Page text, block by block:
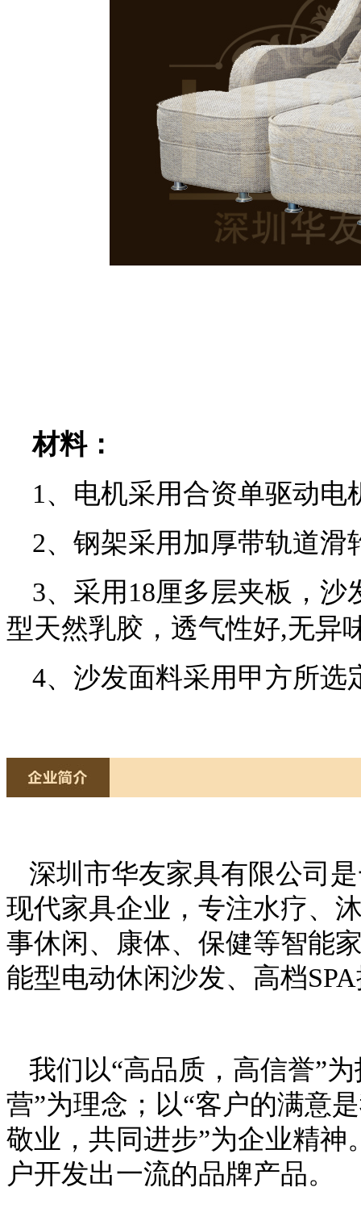
材料：
1、电机采用合资单驱动电
2、钢架采用加厚带轨道
3、采用18厘多层夹板，沙
型天然乳胶，透气性好,无异
4、沙发面料采用甲方所选
深圳市华友家具有限公司
现代家具企业，专注水疗、
事休闲、康体、保健等智能
能型电动休闲沙发、高档
我们以“高品质，高信誉”
营”为理念；以“客户的满意
敬业，共同进步”为企业精
户开发出一流的品牌产品。